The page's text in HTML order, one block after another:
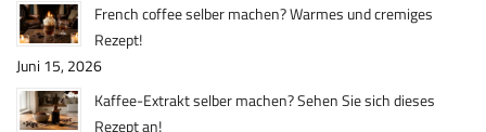
French coffee selber machen? Warmes und cremiges
Rezept!
Juni 15, 2026
Kaffee-Extrakt selber machen? Sehen Sie sich dieses
Rezept an!